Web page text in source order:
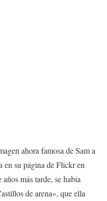
ahora famosa de Sam a
en su página de Flickr en
más tarde, se había
de arena», que ella